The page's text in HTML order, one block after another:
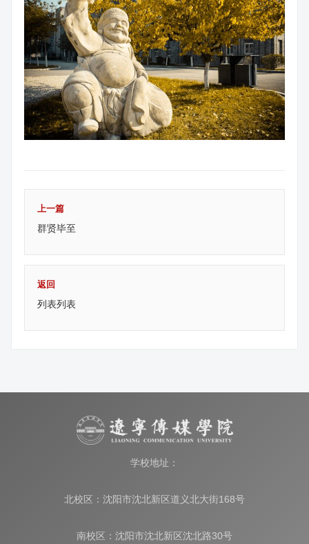
上一篇
群贤毕至
返回
列表列表
学校地址：
北校区：沈阳市沈北新区道义北大街168号
南校区：沈阳市沈北新区沈北路30号